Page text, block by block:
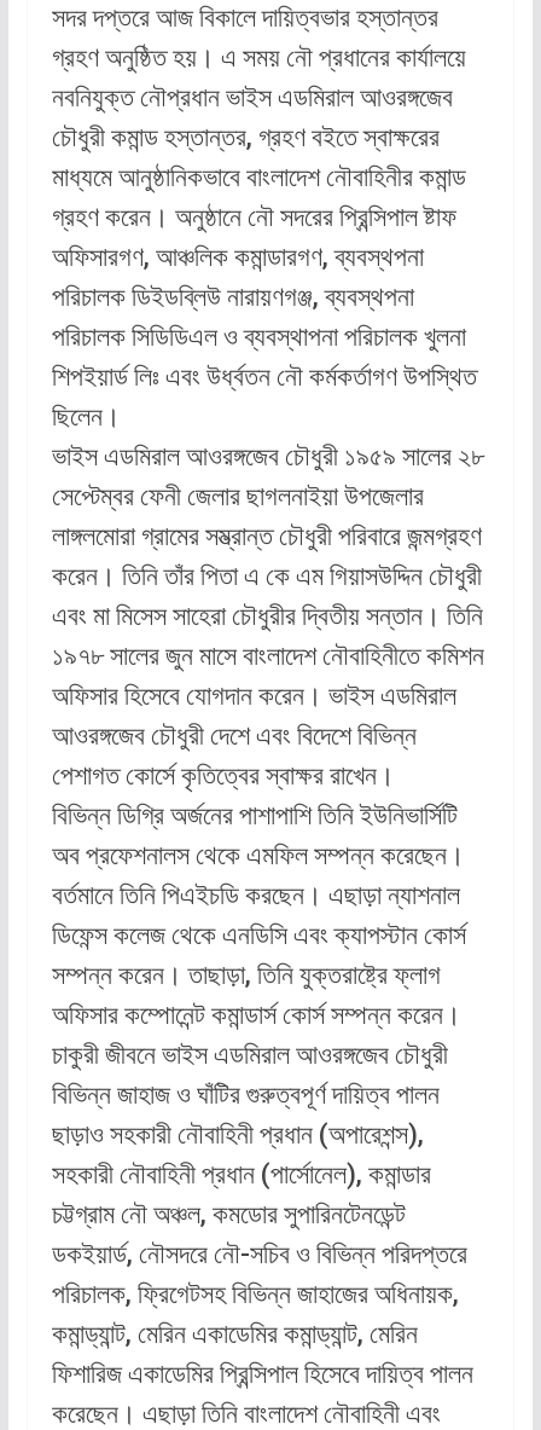
সদর দপ্তরে আজ বিকালে দায়িত্বভার হস্তান্তর
গ্রহণ অনুষ্ঠিত হয়। এ সময় নৌ প্রধানের কার্যালয়ে
নবনিযুক্ত নৌপ্রধান ভাইস এডমিরাল আওরঙ্গজেব
চৌধুরী কমান্ড হস্তান্তর, গ্রহণ বইতে স্বাক্ষরের
মাধ্যমে আনুষ্ঠানিকভাবে বাংলাদেশ নৌবাহিনীর কমান্ড
গ্রহণ করেন। অনুষ্ঠানে নৌ সদরের প্রিন্সিপাল ষ্টাফ
অফিসারগণ, আঞ্চলিক কমান্ডারগণ, ব্যবস্থপনা
পরিচালক ডিইডব্লিউ নারায়ণগঞ্জ, ব্যবস্থপনা
পরিচালক সিডিডিএল ও ব্যবস্থাপনা পরিচালক খুলনা
শিপইয়ার্ড লিঃ এবং উর্ধ্বতন নৌ কর্মকর্তাগণ উপস্থিত
ছিলেন।
ভাইস এডমিরাল আওরঙ্গজেব চৌধুরী ১৯৫৯ সালের ২৮
সেপ্টেম্বর ফেনী জেলার ছাগলনাইয়া উপজেলার
লাঙ্গলমোরা গ্রামের সম্ভ্রান্ত চৌধুরী পরিবারে জন্মগ্রহণ
করেন। তিনি তাঁর পিতা এ কে এম গিয়াসউদ্দিন চৌধুরী
এবং মা মিসেস সাহেরা চৌধুরীর দ্বিতীয় সন্তান। তিনি
১৯৭৮ সালের জুন মাসে বাংলাদেশ নৌবাহিনীতে কমিশন
অফিসার হিসেবে যোগদান করেন। ভাইস এডমিরাল
আওরঙ্গজেব চৌধুরী দেশে এবং বিদেশে বিভিন্ন
পেশাগত কোর্সে কৃতিত্বের স্বাক্ষর রাখেন।
বিভিন্ন ডিগ্রি অর্জনের পাশাপাশি তিনি ইউনিভার্সিটি
অব প্রফেশনালস থেকে এমফিল সম্পন্ন করেছেন।
বর্তমানে তিনি পিএইচডি করছেন। এছাড়া ন্যাশনাল
ডিফেন্স কলেজ থেকে এনডিসি এবং ক্যাপস্টান কোর্স
সম্পন্ন করেন। তাছাড়া, তিনি যুক্তরাষ্ট্রে ফ্লাগ
অফিসার কম্পোনেন্ট কমান্ডার্স কোর্স সম্পন্ন করেন।
চাকুরী জীবনে ভাইস এডমিরাল আওরঙ্গজেব চৌধুরী
বিভিন্ন জাহাজ ও ঘাঁটির গুরুত্বপূর্ণ দায়িত্ব পালন
ছাড়াও সহকারী নৌবাহিনী প্রধান (অপারেশন্স),
সহকারী নৌবাহিনী প্রধান (পার্সোনেল), কমান্ডার
চট্টগ্রাম নৌ অঞ্চল, কমডোর সুপারিনটেনডেন্ট
ডকইয়ার্ড, নৌসদরে নৌ-সচিব ও বিভিন্ন পরিদপ্তরে
পরিচালক, ফ্রিগেটসহ বিভিন্ন জাহাজের অধিনায়ক,
কমান্ড্যান্ট, মেরিন একাডেমির কমান্ড্যান্ট, মেরিন
ফিশারিজ একাডেমির প্রিন্সিপাল হিসেবে দায়িত্ব পালন
করেছেন। এছাড়া তিনি বাংলাদেশ নৌবাহিনী এবং